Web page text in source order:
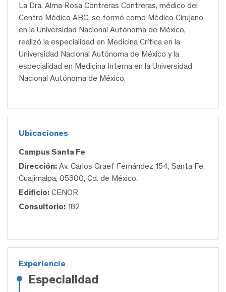
La Dra. Alma Rosa Contreras Contreras, médico del
Centro Médico ABC, se formó como Médico Cirujano
en la Universidad Nacional Autónoma de México,
realizó la especialidad en Medicina Crítica en la
Universidad Nacional Autónoma de México y la
especialidad en Medicina Interna en la Universidad
Nacional Autónoma de México.
Ubicaciones
Campus Santa Fe
Dirección: Av. Carlos Graef Fernández 154, Santa Fe,
Cuajimalpa, 05300, Cd. de México.
Edificio: CENOR
Consultorio: 182
Experiencia
Especialidad